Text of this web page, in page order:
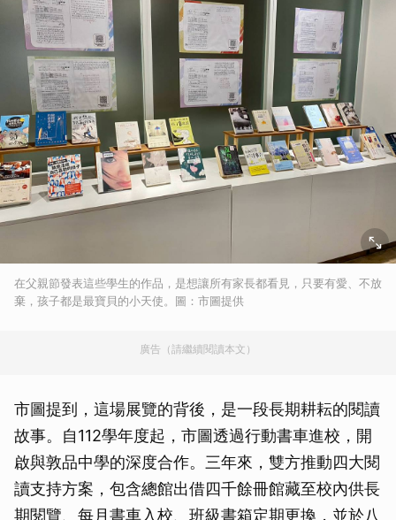
在父親節發表這些學生的作品，是想讓所有家長都看見，只要有愛、不放
棄，孩子都是最寶貝的小天使。圖：市圖提供
廣告（請繼續閱讀本文）
市圖提到，這場展覽的背後，是一段長期耕耘的閱讀
故事。自112學年度起，市圖透過行動書車進校，開
啟與敦品中學的深度合作。三年來，雙方推動四大閱
讀支持方案，包含總館出借四千餘冊館藏至校內供長
期閱覽、每月書車入校、班級書箱定期更換，並於八